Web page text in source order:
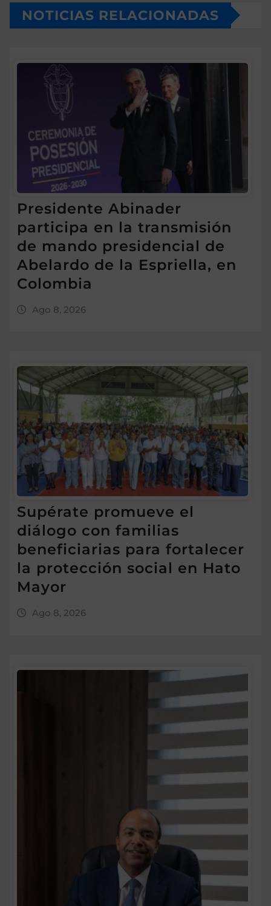
NOTICIAS RELACIONADAS
Presidente Abinader
participa en la transmisión
de mando presidencial de
Abelardo de la Espriella, en
Colombia
Ago 8, 2026
Supérate promueve el
diálogo con familias
beneficiarias para fortalecer
la protección social en Hato
Mayor
Ago 8, 2026